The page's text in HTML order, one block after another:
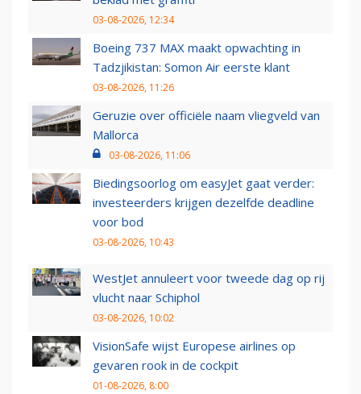
03-08-2026, 12:34
Boeing 737 MAX maakt opwachting in
Tadzjikistan: Somon Air eerste klant
03-08-2026, 11:26
Geruzie over officiële naam vliegveld van
Mallorca
03-08-2026, 11:06
Biedingsoorlog om easyJet gaat verder:
investeerders krijgen dezelfde deadline
voor bod
03-08-2026, 10:43
WestJet annuleert voor tweede dag op rij
vlucht naar Schiphol
03-08-2026, 10:02
VisionSafe wijst Europese airlines op
gevaren rook in de cockpit
01-08-2026, 8:00